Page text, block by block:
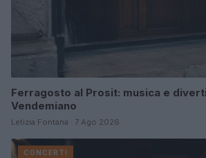
Ferragosto al Prosit: musica e
Vendemiano
Letizia Fontana · 7 Ago 2026
CONCERTI